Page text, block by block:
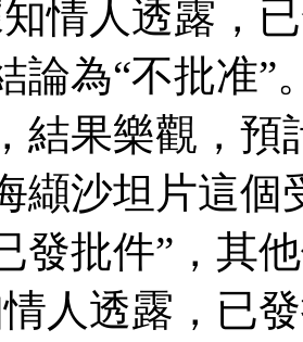
情人透露，
論為“不批准”
結果樂觀，預
纈沙坦片這個
發批件”，其
人透露，已